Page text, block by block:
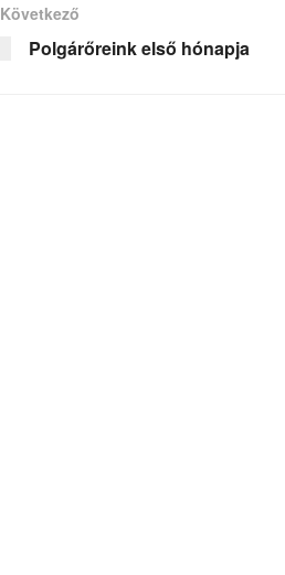
Következő
Polgárőreink első hónapja